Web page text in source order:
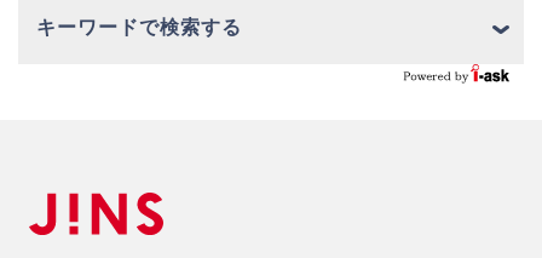
キーワードで検索する